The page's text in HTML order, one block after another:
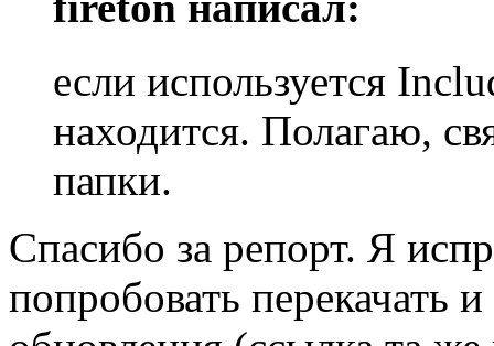
если используется
находится. Полагаю,
папки.
Спасибо за репорт. Я
попробовать перекачать